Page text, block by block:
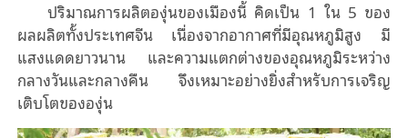
ปริมาณการผลิตองุ่นของเมืองนี้ คิดเป็น 1 ใน 5 ของ
ผลผลิตทั้งประเทศจีน เนื่องจากอากาศที่มีอุณหภูมิสูง มี
แสงแดดยาวนาน และความแตกต่างของอุณหภูมิระหว่าง
กลางวันและกลางคืน จึงเหมาะอย่างยิ่งสําหรับการเจริญ
เติบโตขององุ่น